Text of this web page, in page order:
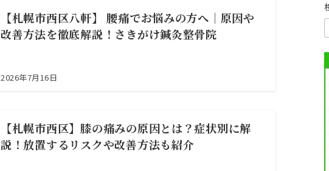
【札幌市西区八軒】 腰痛でお悩みの方へ｜原因や
改善方法を徹底解説！さきがけ鍼灸整骨院
2026年7月16日
【札幌市西区】膝の痛みの原因とは？症状別に解
説！放置するリスクや改善方法も紹介